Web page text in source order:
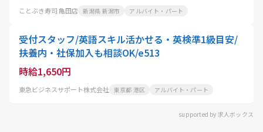
ことぶき寿司 亀田店 新潟県 新潟市 アルバイト・パート
受付スタッフ/英語スキル活かせる・英検準1級目安/
扶養内・社保加入も相談OK/e513
時給1,650円
東急ビジネスサポート株式会社 東京都 港区 アルバイト・パート
supported by 求人ボックス